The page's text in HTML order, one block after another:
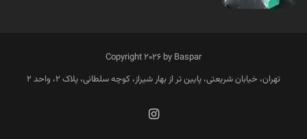
Copyright 2026 by Baspar
تهران، خیابان شریعتی، پایین تر از بهار شیراز، کوچه سلطانی، پلاک 2، واحد 2